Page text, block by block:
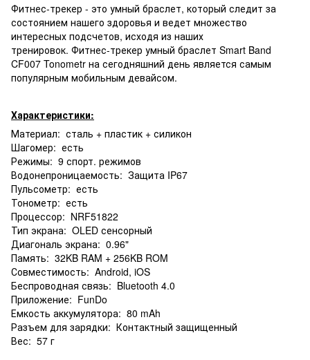
Фитнес-трекер - это умный браслет, который следит за
состоянием нашего здоровья и ведет множество
интересных подсчетов, исходя из наших
тренировок. Фитнес-трекер умный браслет Smart Band
CF007 Tonometr на сегодняшний день является самым
популярным мобильным девайсом.
Характеристики:
Материал: сталь + пластик + силикон
Шагомер: есть
Режимы: 9 спорт. режимов
Водонепроницаемость: Защита IP67
Пульсометр: есть
Тонометр: есть
Процессор: NRF51822
Тип экрана: OLED сенсорный
Диагональ экрана: 0.96"
Память: 32KB RAM + 256KB ROM
Совместимость: Android, iOS
Беспроводная связь: Bluetooth 4.0
Приложение: FunDo
Емкость аккумулятора: 80 mAh
Разъем для зарядки: Контактный защищенный
Вес: 57 г